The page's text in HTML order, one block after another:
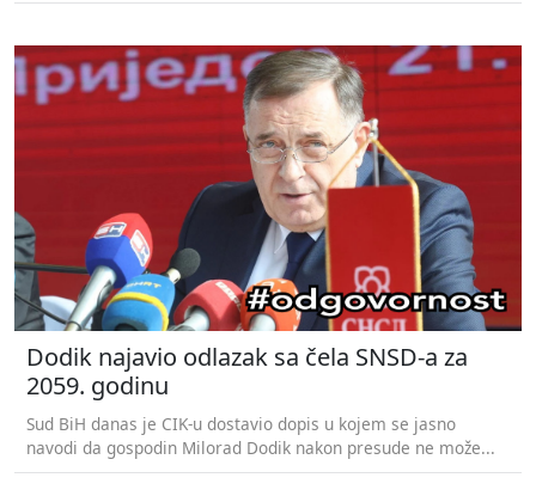
Dodik najavio odlazak sa čela SNSD-a za
2059. godinu
Sud BiH danas je CIK-u dostavio dopis u kojem se jasno
navodi da gospodin Milorad Dodik nakon presude ne može...